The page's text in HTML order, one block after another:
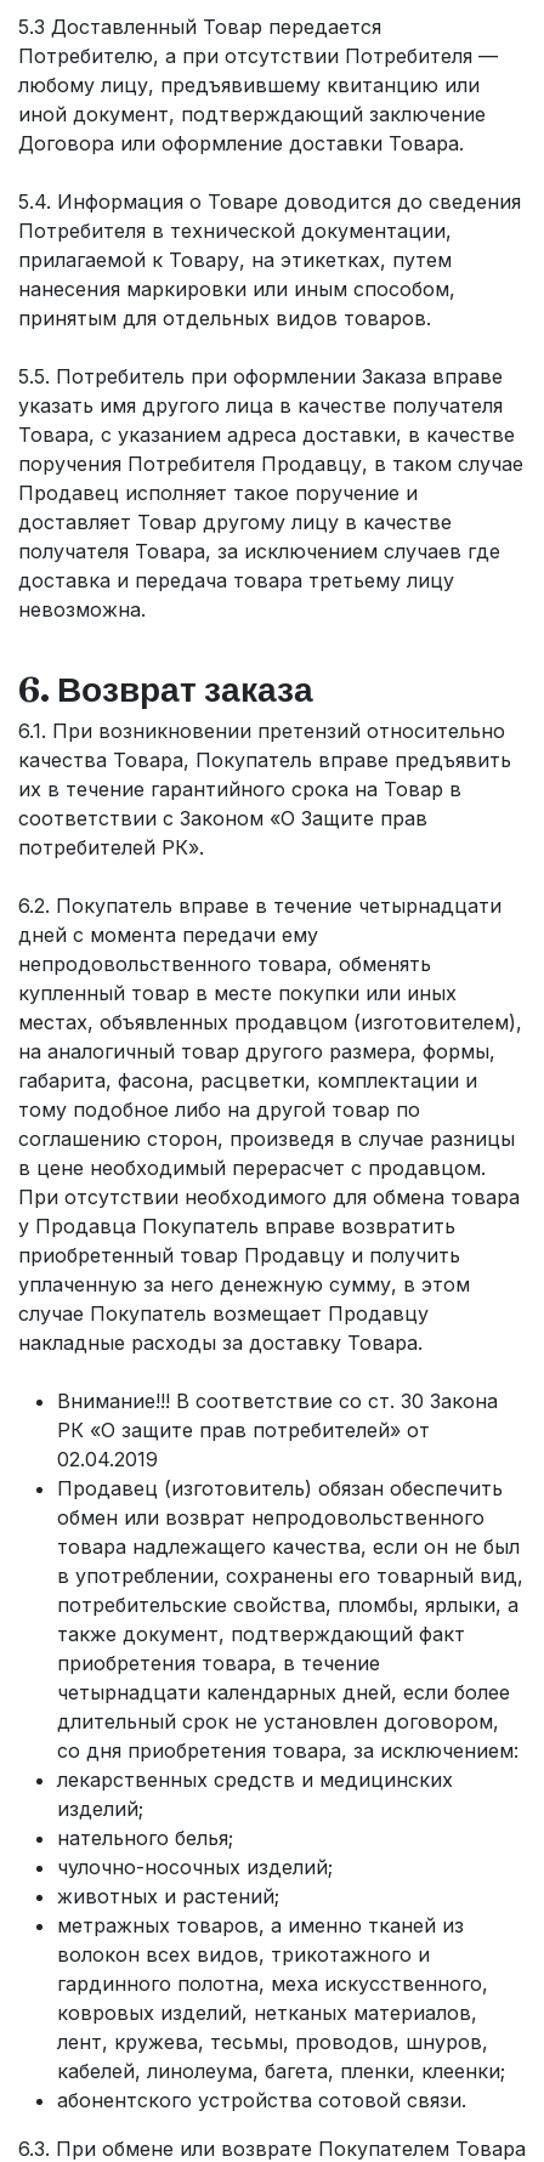
5.3 Доставленный Товар передается
Потребителю, а при отсутствии Потребителя —
любому лицу, предъявившему квитанцию или
иной документ, подтверждающий заключение
Договора или оформление доставки Товара.
5.4. Информация о Товаре доводится до сведения
Потребителя в технической документации,
прилагаемой к Товару, на этикетках, путем
нанесения маркировки или иным способом,
принятым для отдельных видов товаров.
5.5. Потребитель при оформлении Заказа вправе
указать имя другого лица в качестве получателя
Товара, с указанием адреса доставки, в качестве
поручения Потребителя Продавцу, в таком случае
Продавец исполняет такое поручение и
доставляет Товар другому лицу в качестве
получателя Товара, за исключением случаев где
доставка и передача товара третьему лицу
невозможна.
6. Возврат заказа
6.1. При возникновении претензий относительно
качества Товара, Покупатель вправе предъявить
их в течение гарантийного срока на Товар в
соответствии с Законом «О Защите прав
потребителей РК».
6.2. Покупатель вправе в течение четырнадцати
дней с момента передачи ему
непродовольственного товара, обменять
купленный товар в месте покупки или иных
местах, объявленных продавцом (изготовителем),
на аналогичный товар другого размера, формы,
габарита, фасона, расцветки, комплектации и
тому подобное либо на другой товар по
соглашению сторон, произведя в случае разницы
в цене необходимый перерасчет с продавцом.
При отсутствии необходимого для обмена товара
у Продавца Покупатель вправе возвратить
приобретенный товар Продавцу и получить
уплаченную за него денежную сумму, в этом
случае Покупатель возмещает Продавцу
накладные расходы за доставку Товара.
Внимание!!! В соответствие со ст. 30 Закона
РК «О защите прав потребителей» от
02.04.2019
Продавец (изготовитель) обязан обеспечить
обмен или возврат непродовольственного
товара надлежащего качества, если он не был
в употреблении, сохранены его товарный вид,
потребительские свойства, пломбы, ярлыки, а
также документ, подтверждающий факт
приобретения товара, в течение
четырнадцати календарных дней, если более
длительный срок не установлен договором,
со дня приобретения товара, за исключением:
лекарственных средств и медицинских
изделий;
нательного белья;
чулочно-носочных изделий;
животных и растений;
метражных товаров, а именно тканей из
волокон всех видов, трикотажного и
гардинного полотна, меха искусственного,
ковровых изделий, нетканых материалов,
лент, кружева, тесьмы, проводов, шнуров,
кабелей, линолеума, багета, пленки, клеенки;
абонентского устройства сотовой связи.
6.3. При обмене или возврате Покупателем Товара